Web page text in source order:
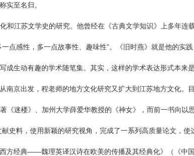
实至名归。
和江苏文学史的研究。他曾经在《古典文学知识》上多年
点感性，多一点故事性、趣味性”。《旧时燕》就是他的
成生动有趣的学术随笔集。其实，这样的学术表达形式本
京出发，程老师的地方文化研究又扩大到江苏地方文化。
《迷楼》、加州大学薛爱华教授的《神女》，而前一书向
史料，使用新颖的研究视角，完成了一系列高质量论文，
方经典——魏理英译汉诗在欧美的传播及其经典化》（《中